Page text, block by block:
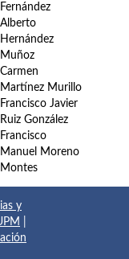
Fernández
Alberto
Hernández
Muñoz
Carmen
Martínez Murillo
Francisco Javier
Ruiz González
Francisco
Manuel Moreno
Montes
y